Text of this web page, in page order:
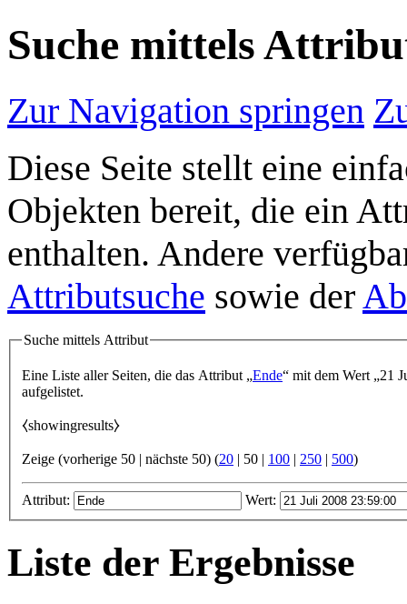
Suche mittels
Zur Navigation springen
Diese Seite stellt eine
Objekten bereit, die ein
enthalten. Andere
Attributsuche sowie der
Suche mittels Attribut
Eine Liste aller Seiten, die das Attribut „Ende“ mit dem Wert „21
aufgelistet.
⧼showingresults⧽
Zeige (vorherige 50 nächste 50) (20 50 100 250 500)
Attribut: Wert:
Liste der Ergebnisse